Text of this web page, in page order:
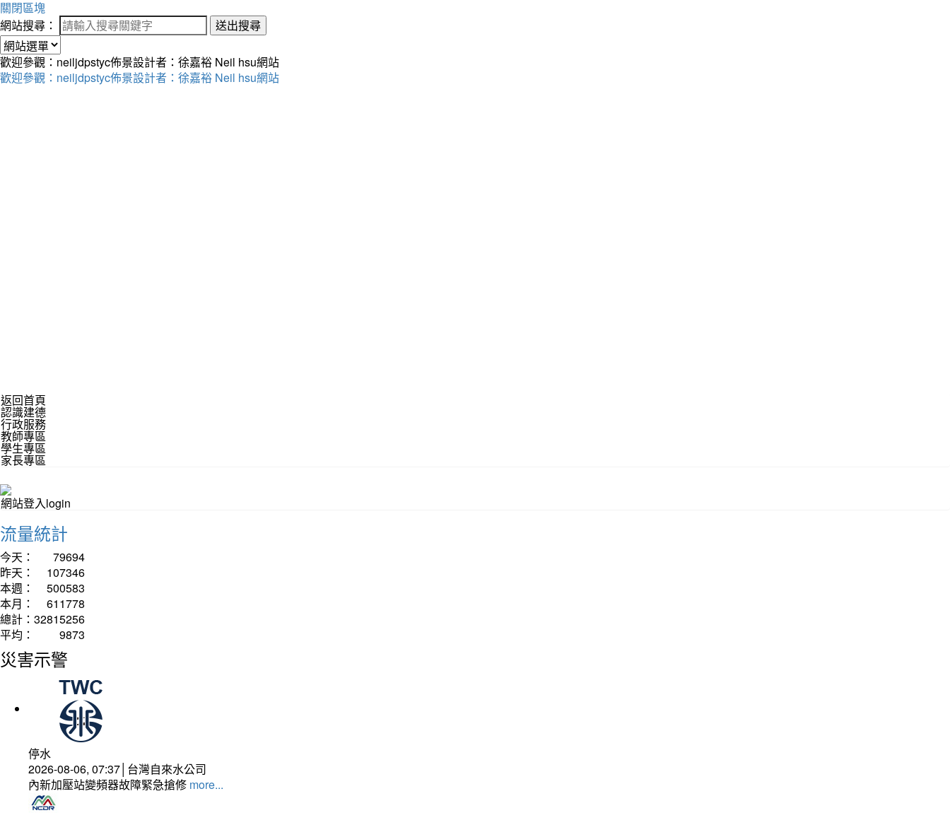
關閉區塊
網站搜尋：
送出搜尋
歡迎參觀：neiljdpstyc佈景設計者：徐嘉裕 Neil hsu網站
歡迎參觀：neiljdpstyc佈景設計者：徐嘉裕 Neil hsu網站
返回首頁
認識建德
行政服務
教師專區
學生專區
家長專區
網站登入login
流量統計
今天：
79694
昨天：
107346
本週：
500583
本月：
611778
總計： 32815256
平均：
9873
災害示警
停水
2026-08-06, 07:37│台灣自來水公司
內新加壓站變頻器故障緊急搶修 more...